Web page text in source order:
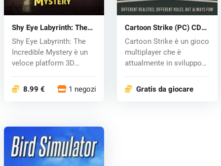
Shy Eye Labyrinth: The
Incredible Mystery (PC)
key
Shy Eye Labyrinth: The
Incredible Mystery è un
veloce platform 3D
8.99 € 1 negozi
Cartoon Strike (PC) CD
key
Cartoon Strike è un gioco
multiplayer che è
attualmente in sviluppo
Gratis da giocare